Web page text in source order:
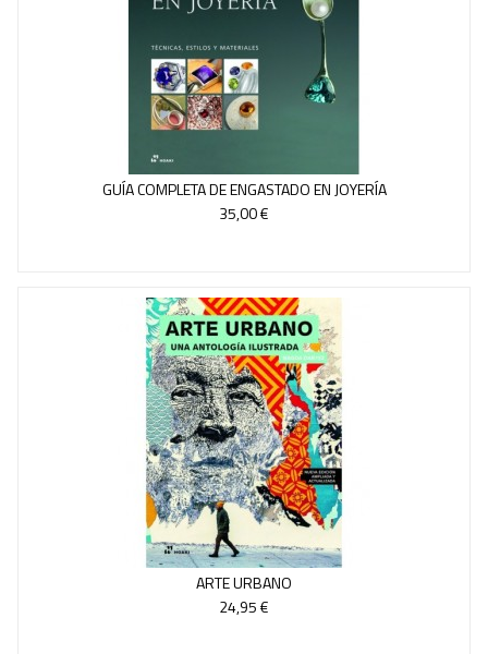
GUÍA COMPLETA DE ENGASTADO EN JOYERÍA
35,00 €
ARTE URBANO
24,95 €